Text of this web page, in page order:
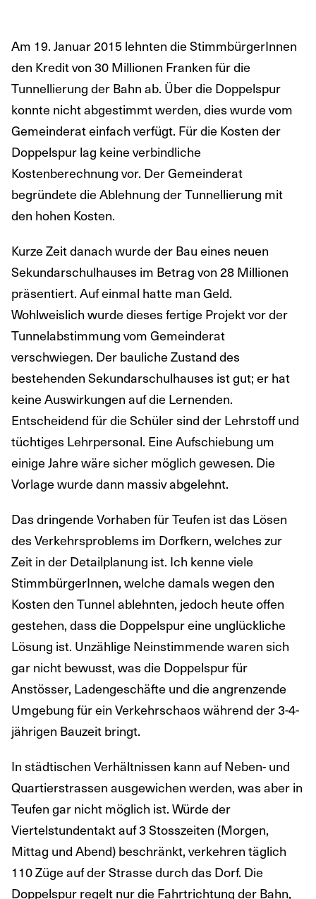
Am 19. Januar 2015 lehnten die StimmbürgerInnen
den Kredit von 30 Millionen Franken für die
Tunnellierung der Bahn ab. Über die Doppelspur
konnte nicht abgestimmt werden, dies wurde vom
Gemeinderat einfach verfügt. Für die Kosten der
Doppelspur lag keine verbindliche
Kostenberechnung vor. Der Gemeinderat
begründete die Ablehnung der Tunnellierung mit
den hohen Kosten.
Kurze Zeit danach wurde der Bau eines neuen
Sekundarschulhauses im Betrag von 28 Millionen
präsentiert. Auf einmal hatte man Geld.
Wohlweislich wurde dieses fertige Projekt vor der
Tunnelabstimmung vom Gemeinderat
verschwiegen. Der bauliche Zustand des
bestehenden Sekundarschulhauses ist gut; er hat
keine Auswirkungen auf die Lernenden.
Entscheidend für die Schüler sind der Lehrstoff und
tüchtiges Lehrpersonal. Eine Aufschiebung um
einige Jahre wäre sicher möglich gewesen. Die
Vorlage wurde dann massiv abgelehnt.
Das dringende Vorhaben für Teufen ist das Lösen
des Verkehrsproblems im Dorfkern, welches zur
Zeit in der Detailplanung ist. Ich kenne viele
StimmbürgerInnen, welche damals wegen den
Kosten den Tunnel ablehnten, jedoch heute offen
gestehen, dass die Doppelspur eine unglückliche
Lösung ist. Unzählige Neinstimmende waren sich
gar nicht bewusst, was die Doppelspur für
Anstösser, Ladengeschäfte und die angrenzende
Umgebung für ein Verkehrschaos während der 3-4-
jährigen Bauzeit bringt.
In städtischen Verhältnissen kann auf Neben- und
Quartierstrassen ausgewichen werden, was aber in
Teufen gar nicht möglich ist. Würde der
Viertelstundentakt auf 3 Stosszeiten (Morgen,
Mittag und Abend) beschränkt, verkehren täglich
110 Züge auf der Strasse durch das Dorf. Die
Doppelspur regelt nur die Fahrtrichtung der Bahn,